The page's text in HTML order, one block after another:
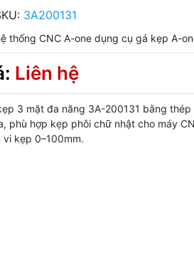
3A200131
thống CNC A-one dụng cụ gá kẹp A-
Liên hệ
3 mặt đa năng 3A-200131 bằng
phù hợp kẹp phôi chữ nhật cho máy
vi kẹp 0–100mm.